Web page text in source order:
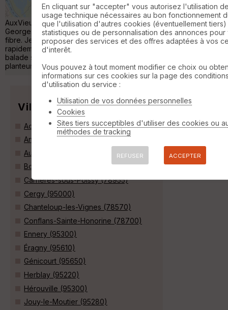
Île Loisirs-2400 Petit tour avec ma planche
de chasse Decath et palmes plastiques
AuxVieuxCampeurs.fr avec Christine, Nicole, Patrick, Didier,
Georges, Michel... Rien à voir avec un hydro et des palmes
fibre. Je m'enfonce et rame lamentablement. Je me démotive
rapidement, et je passe en mode balade: .La femelle cygne
balade ses deux mignons cygnons... .Sympathique pause
planteur sur la plage av »
Villes
Achères (78260)
Andrésy (78570)
Auvers-sur-Oise (95760)
Boissy-l'Aillerie (95650)
Carrières-sous-Poissy (78955)
Cergy (95000)
Chanteloup-les-Vignes (78570)
Conflans-Sainte-Honorine (78700)
Ennery (95300)
Éragny (95610)
Génicourt (95650)
Herblay (95220)
Hérouville (95300)
Jouy-le-Moutier (95280)
En cliquant sur "accepter" vous autorisez l'utilisation
usage technique nécessaires au bon fonctionnement
que l'utilisation d'autres cookies (éventuellement
statistiques ou de personnalisation des annonces pour
proposer des services et des offres adaptées à vos
d'interêt.
Vous pouvez à tout moment modifier ce choix ou
informations sur ces cookies sur la page des
d'utilisation du service :
Utilisation de vos données personnelles
Cookies
Sites tiers succeptibles d'utiliser des cookies ou
méthodes de tracking
REFUSER ACCEPTER